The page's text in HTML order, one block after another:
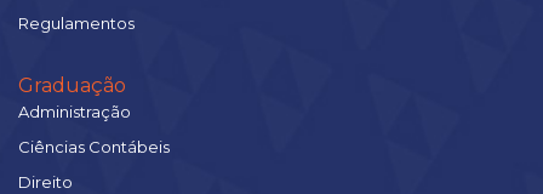
Regulamentos
Graduação
Administração
Ciências Contábeis
Direito